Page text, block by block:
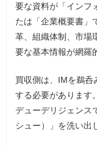
要な資料が「インフ
たは「企業概要書」
革、組織体制、市場
要な基本情報が網羅
買収側は、IMを鵜呑
する必要があります
デューデリジェンス
シュー）」を洗い出